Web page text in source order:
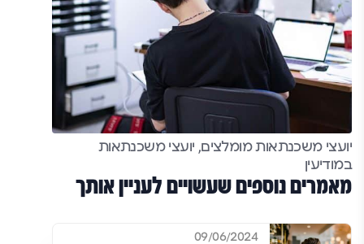
יועצי משכנתאות מומלצים, יועצי משכנתאות
במודיעין
מאמרים נוספים שעשויים לעניין אותך
09/06/2024